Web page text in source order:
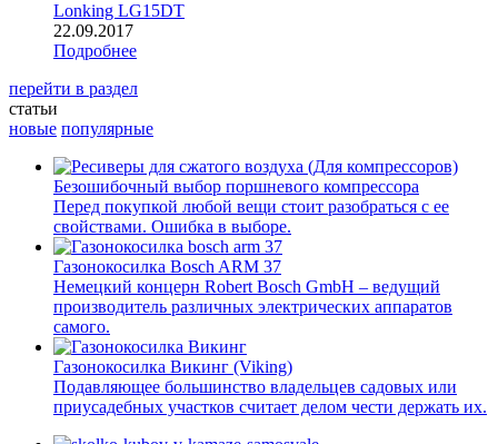
Lonking LG15DT
22.09.2017
Подробнее
перейти в раздел
статьи
новые популярные
Безошибочный выбор поршневого компрессора
Перед покупкой любой вещи стоит разобраться с ее
свойствами. Ошибка в выборе.
Газонокосилка Bosch ARM 37
Немецкий концерн Robert Bosch GmbH – ведущий
производитель различных электрических аппаратов
самого.
Газонокосилка Викинг (Viking)
Подавляющее большинство владельцев садовых или
приусадебных участков считает делом чести держать их.